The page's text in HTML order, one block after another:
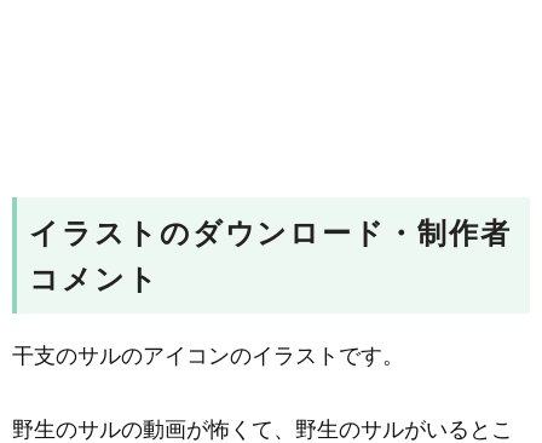
イラストのダウンロード・制作者
コメント
干支のサルのアイコンのイラストです。
野生のサルの動画が怖くて、野生のサルがいるとこ